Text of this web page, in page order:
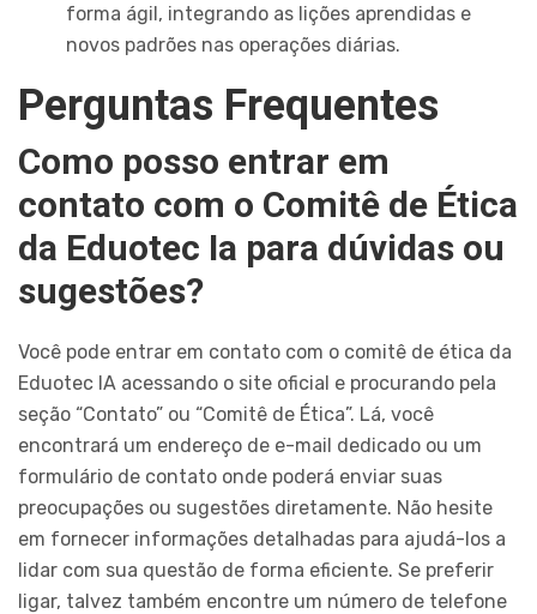
forma ágil, integrando as lições aprendidas e
novos padrões nas operações diárias.
Perguntas Frequentes
Como posso entrar em
contato com o Comitê de Ética
da Eduotec Ia para dúvidas ou
sugestões?
Você pode entrar em contato com o comitê de ética da
Eduotec IA acessando o site oficial e procurando pela
seção “Contato” ou “Comitê de Ética”. Lá, você
encontrará um endereço de e-mail dedicado ou um
formulário de contato onde poderá enviar suas
preocupações ou sugestões diretamente. Não hesite
em fornecer informações detalhadas para ajudá-los a
lidar com sua questão de forma eficiente. Se preferir
ligar, talvez também encontre um número de telefone